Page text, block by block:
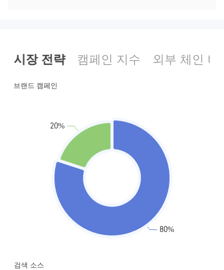
시장 전략 캠페인 지수 외부 체인 비
검색 소스